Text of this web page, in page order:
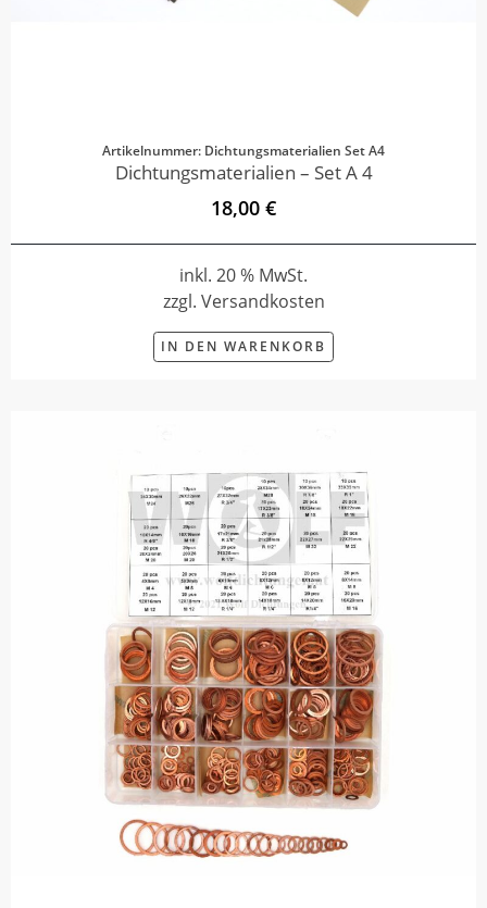
Artikelnummer: Dichtungsmaterialien Set A4
Dichtungsmaterialien – Set A 4
18,00 €
inkl. 20 % MwSt.
zzgl. Versandkosten
IN DEN WARENKORB